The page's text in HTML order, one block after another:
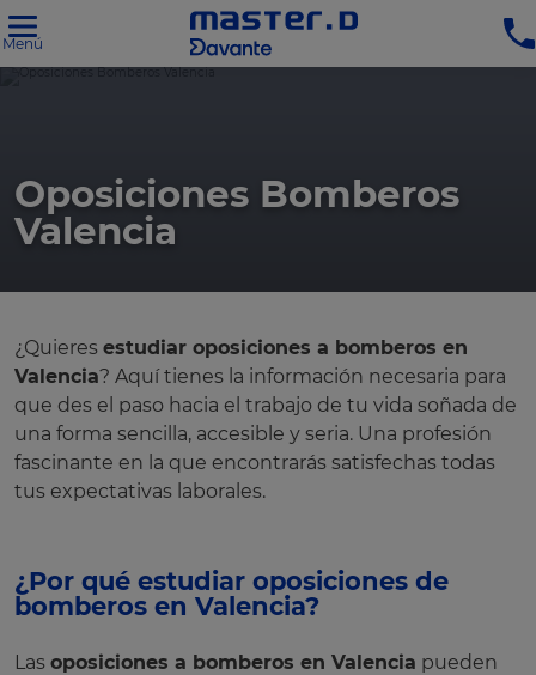
Menú
Oposiciones Bomberos
Valencia
¿Quieres estudiar oposiciones a bomberos en
Valencia? Aquí tienes la información necesaria para
que des el paso hacia el trabajo de tu vida soñada de
una forma sencilla, accesible y seria. Una profesión
fascinante en la que encontrarás satisfechas todas
tus expectativas laborales.
¿Por qué estudiar oposiciones de
bomberos en Valencia?
Las oposiciones a bomberos en Valencia pueden